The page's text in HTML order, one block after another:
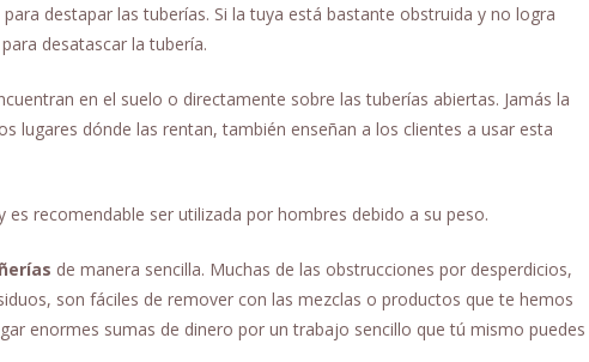
para destapar las tuberías. Si la tuya está bastante obstruida y no logra
desatascar la tubería.
en el suelo o directamente sobre las tuberías abiertas. Jamás la
lugares dónde las rentan, también enseñan a los clientes a usar esta
es recomendable ser utilizada por hombres debido a su peso.
de manera sencilla. Muchas de las obstrucciones por desperdicios,
son fáciles de remover con las mezclas o productos que te hemos
enormes sumas de dinero por un trabajo sencillo que tú mismo puedes